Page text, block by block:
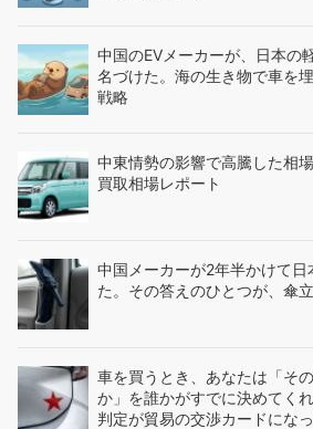
中国のEVメーカーが、日本の
名づけた。海の生き物で車を
戦略
中東情勢の影響で高騰した相
買取相場レポート
中国メーカーが2年半かけて日
た。その答えのひとつが、傘
車を買うとき、あなたは「そ
か」を誰かがすでに決めてく
判定が貿易の交渉カードにな